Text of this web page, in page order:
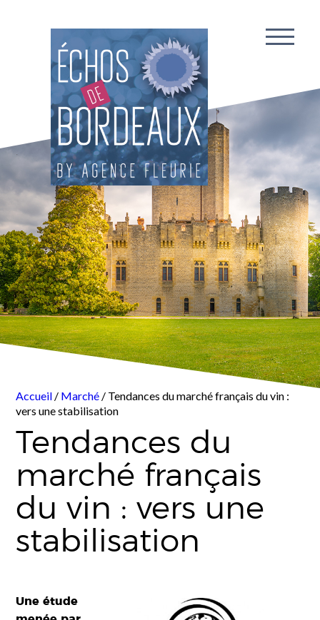
Accueil / Marché / Tendances du marché français du vin :
vers une stabilisation
Tendances du
marché français
du vin : vers une
stabilisation
Une étude